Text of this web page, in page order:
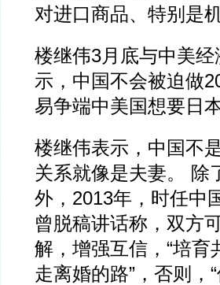
对进口商品、特别是
楼继伟3月底与中美
示，中国不会被迫做
易争端中美国想要日
楼继伟表示，中国不
关系就像是夫妻。 除
外，2013年，时任中
曾脱稿讲话称，双方
解，增强互信，“培育
走离婚的路”，否则，